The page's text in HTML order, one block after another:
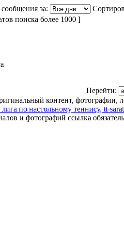
за:
поиска более 1000 ]
Перейти:
контент, фотографии,
по настольному теннису, tt-
и фотографий ссылка